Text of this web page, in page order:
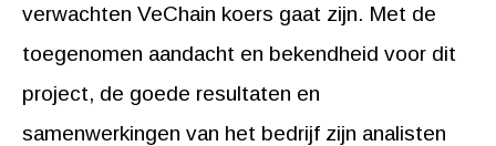
verwachten VeChain koers gaat zijn. Met de
toegenomen aandacht en bekendheid voor dit
project, de goede resultaten en
samenwerkingen van het bedrijf zijn analisten